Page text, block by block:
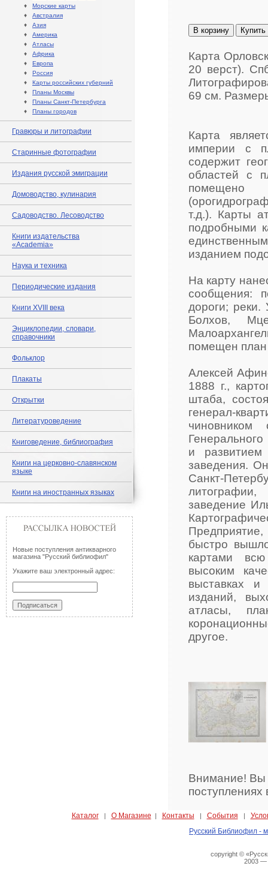
♦ Морские карты
♦ Австралия
♦ Азия
♦ Америка
♦ Атласы
♦ Африка
♦ Европа
♦ Россия
♦ Карты российских губерний
♦ Планы Москвы
♦ Планы Санкт-Петербурга
♦ Планы городов
Гравюры и литографии
Старинные фотографии
Издания русской эмиграции
Домоводство, кулинария
Садоводство. Лесоводство
Книги издательства
«Academia»
Наука и техника
Периодические издания
Книги XVIII века
Энциклопедии, словари,
справочники
Фольклор
Плакаты
Открытки
Литературоведение
Книговедение, библиография
Книги на церковно-славянском
языке
Книги на иностранных языках
Новые поступления антикварного
магазина "Русский библиофил"
Укажите ваш электронный адрес:
В корзину Купить
Карта
20 верст).
69 см.
Карта
империи с
содержит
областей с
помещено
т.д.). Карты
подробными
изданием
На карту
сообщения:
дороги;
Болхов,
помещен
Алексей
1888 г.,
штаба,
генерал-
и развитием
заведения.
Санкт-
заведение
быстро
картами
высоким
выставках и
изданий,
атласы,
другое.
Внимание! Вы
Каталог| О Магазине | Контакты | События |
Русский Библиофил -
copyright ©
2003 —